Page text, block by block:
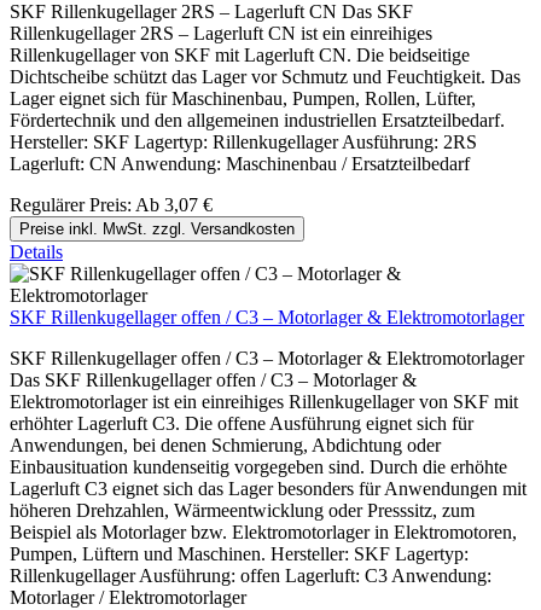
SKF Rillenkugellager 2RS – Lagerluft CN Das SKF
Rillenkugellager 2RS – Lagerluft CN ist ein einreihiges
Rillenkugellager von SKF mit Lagerluft CN. Die beidseitige
Dichtscheibe schützt das Lager vor Schmutz und Feuchtigkeit. Das
Lager eignet sich für Maschinenbau, Pumpen, Rollen, Lüfter,
Fördertechnik und den allgemeinen industriellen Ersatzteilbedarf.
Hersteller: SKF Lagertyp: Rillenkugellager Ausführung: 2RS
Lagerluft: CN Anwendung: Maschinenbau / Ersatzteilbedarf
Regulärer Preis: Ab 3,07 €
Preise inkl. MwSt. zzgl. Versandkosten
Details
SKF Rillenkugellager offen / C3 – Motorlager & Elektromotorlager
SKF Rillenkugellager offen / C3 – Motorlager & Elektromotorlager
Das SKF Rillenkugellager offen / C3 – Motorlager &
Elektromotorlager ist ein einreihiges Rillenkugellager von SKF mit
erhöhter Lagerluft C3. Die offene Ausführung eignet sich für
Anwendungen, bei denen Schmierung, Abdichtung oder
Einbausituation kundenseitig vorgegeben sind. Durch die erhöhte
Lagerluft C3 eignet sich das Lager besonders für Anwendungen mit
höheren Drehzahlen, Wärmeentwicklung oder Presssitz, zum
Beispiel als Motorlager bzw. Elektromotorlager in Elektromotoren,
Pumpen, Lüftern und Maschinen. Hersteller: SKF Lagertyp:
Rillenkugellager Ausführung: offen Lagerluft: C3 Anwendung:
Motorlager / Elektromotorlager